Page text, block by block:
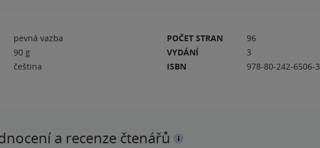
pevná vazba
90 g
čeština
POČET STRAN
96
VYDÁNÍ
3
ISBN
978-80-242-6506-3
a recenze čtenářů